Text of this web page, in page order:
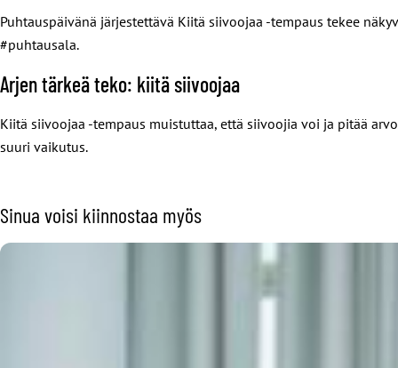
Puhtauspäivänä järjestettävä Kiitä siivoojaa -tempaus tekee
#puhtausala.
Arjen tärkeä teko: kiitä siivoojaa
Kiitä siivoojaa -tempaus muistuttaa, että siivoojia voi ja pitää
suuri vaikutus.
Sinua voisi kiinnostaa myös